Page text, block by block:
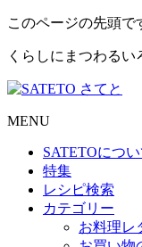
このページの先頭で
くらしにまつわるい
MENU
SATETOについ
特集
レシピ検索
カテゴリー
お料理レ